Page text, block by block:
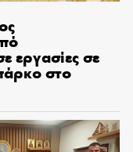
εργασίες σε
στο